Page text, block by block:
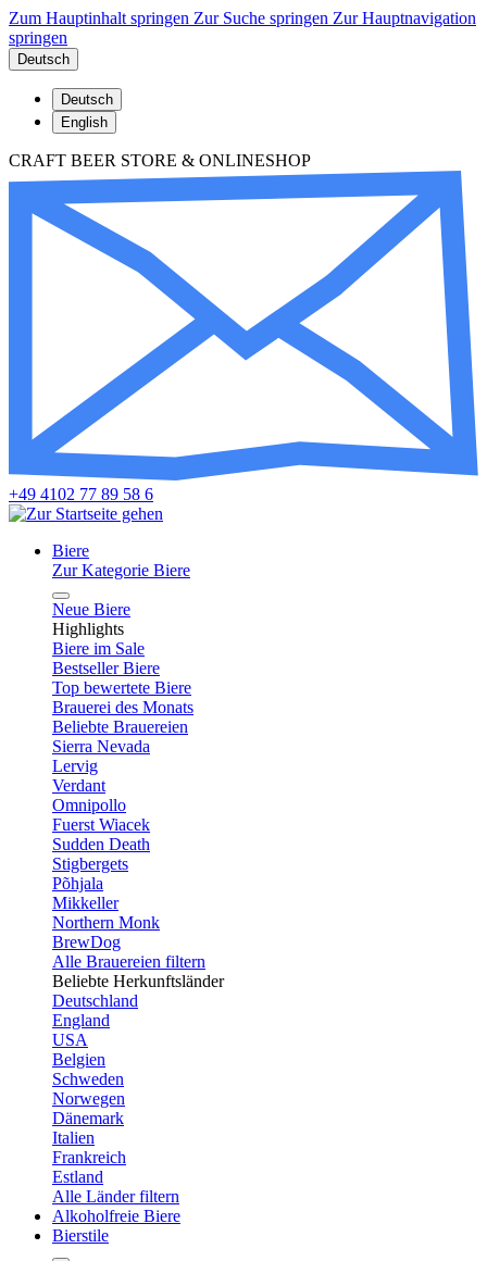
Zum Hauptinhalt springen Zur Suche springen Zur Hauptnavigation
springen
Deutsch
Deutsch
English
CRAFT BEER STORE & ONLINESHOP
+49 4102 77 89 58 6
Biere
Zur Kategorie Biere
Neue Biere
Highlights
Biere im Sale
Bestseller Biere
Top bewertete Biere
Brauerei des Monats
Beliebte Brauereien
Sierra Nevada
Lervig
Verdant
Omnipollo
Fuerst Wiacek
Sudden Death
Stigbergets
Põhjala
Mikkeller
Northern Monk
BrewDog
Alle Brauereien filtern
Beliebte Herkunftsländer
Deutschland
England
USA
Belgien
Schweden
Norwegen
Dänemark
Italien
Frankreich
Estland
Alle Länder filtern
Alkoholfreie Biere
Bierstile